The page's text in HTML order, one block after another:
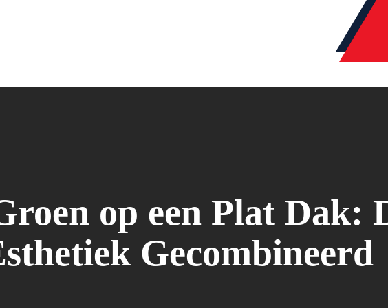
op een Plat Dak:
Gecombineerd